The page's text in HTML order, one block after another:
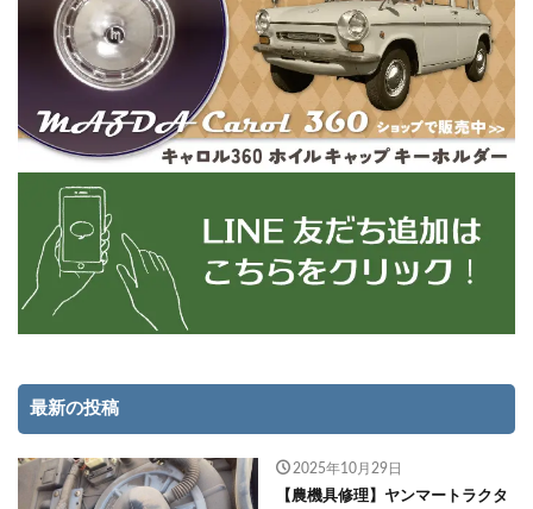
最新の投稿
2025年10月29日
【農機具修理】ヤンマートラクタ